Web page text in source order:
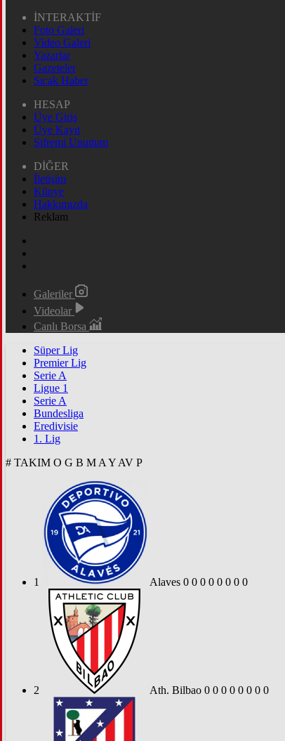
İNTERAKTİF
Foto Galeri
Video Galeri
Yazarlar
Gazeteler
Sıcak Haber
HESAP
Üye Giriş
Üye Kayıt
Şifremi Unuttum
DİĞER
İletişim
Künye
Hakkımızda
Reklam
Galeriler
Videolar
Canlı Borsa
Süper Lig
Premier Lig
Serie A
Ligue 1
Serie A
Bundesliga
Eredivisie
1. Lig
# TAKIM O G B M A Y AV P
1 Alaves 0 0 0 0 0 0 0 0
2 Ath. Bilbao 0 0 0 0 0 0 0 0